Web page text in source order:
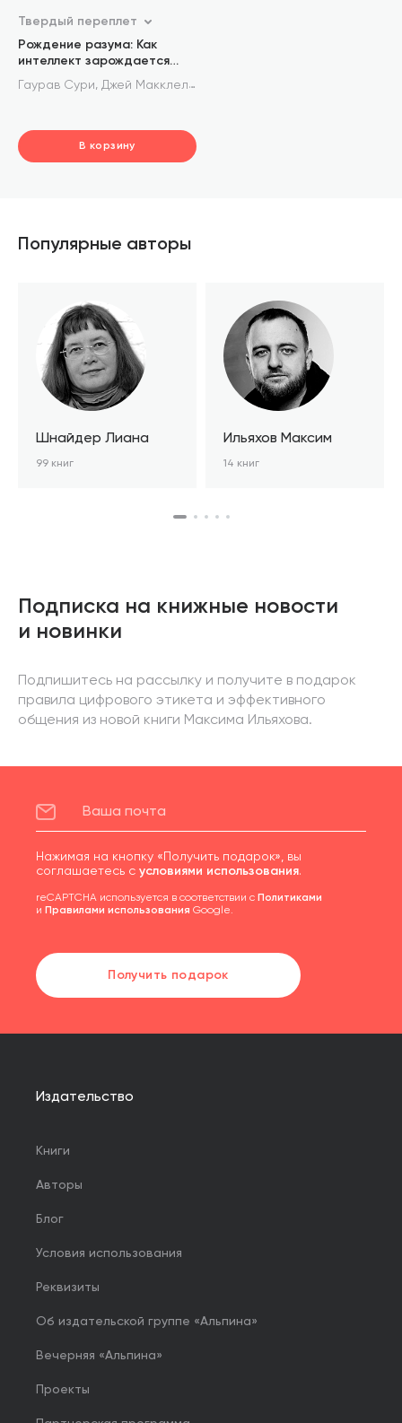
Твердый переплет
Рождение разума: Как
интеллект зарождается
в людях и нейросетях
Гаурав Сури, Джей Макклелланд
В корзину
Популярные авторы
Шнайдер Лиана
99 книг
Ильяхов Максим
14 книг
Подписка на книжные новости
и новинки
Подпишитесь на рассылку и получите в подарок
правила цифрового этикета и эффективного
общения из новой книги Максима Ильяхова.
Нажимая на кнопку «Получить подарок», вы
соглашаетесь с условиями использования.
reCAPTCHA используется в соответствии с Политиками
и Правилами использования Google.
Получить подарок
Издательство
Книги
Авторы
Блог
Условия использования
Реквизиты
Об издательской группе «Альпина»
Вечерняя «Альпина»
Проекты